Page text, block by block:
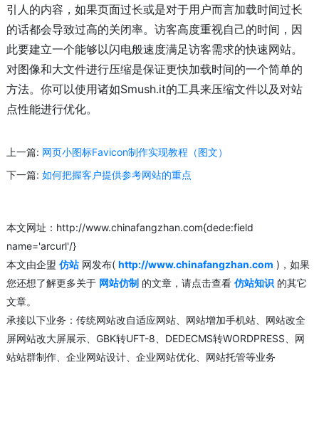
引人的内容，如果页面过长或是对于用户而言加载时间过长
的话都会导致过高的关闭率。访客高度重视自己的时间，因
此要建立一个能够以闪电般速度满足访客需求的快速网站。
对图像和大文件进行压缩是保证更快加载时间的一个简单的
方法。你可以使用诸如Smush.it的工具来压缩文件以及对站
点性能进行优化。
上一篇: 网页小图标Favicon制作实现教程（图文）
下一篇: 如何把握客户提供参考网站的重点
本文网址：http://www.chinafangzhan.com{dede:field
name='arcurl'/}
本文由企盟 仿站 网发布( http://www.chinafangzhan.com )，如果
您还想了解更多关于 网站仿制 的文章，请点击查看 仿站知识 的其它
文章。
承接以下业务：传统网站改自适应网站、网站增加手机站、网站改全
屏网站改大屏展示、GBK转UFT-8、DEDECMS转WORDPRESS、网
站站群制作、企业网站设计、企业网站优化、网站托管等业务